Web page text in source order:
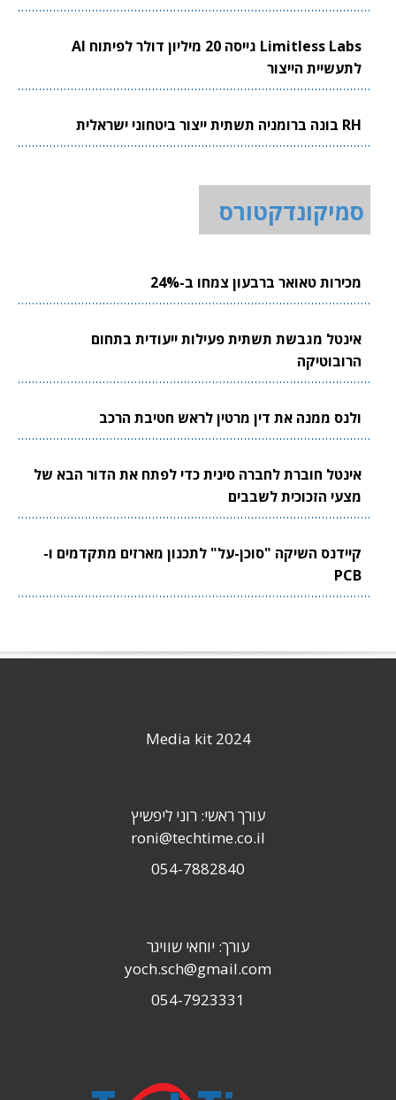
Limitless Labs גייסה 20 מיליון דולר לפיתוח AI
לתעשיית הייצור
RH בונה ברומניה תשתית ייצור ביטחוני ישראלית
סמיקונדקטורס
מכירות טאואר ברבעון צמחו ב-24%
אינטל מגבשת תשתית פעילות ייעודית בתחום
הרובוטיקה
ולנס ממנה את דין מרטין לראש חטיבת הרכב
אינטל חוברת לחברה סינית כדי לפתח את הדור הבא של
מצעי הזכוכית לשבבים
קיידנס השיקה "סוכן-על" לתכנון מארזים מתקדמים ו-
PCB
Media kit 2024
עורך ראשי: רוני ליפשיץ
roni@techtime.co.il
054-7882840
עורך: יוחאי שוויגר
yoch.sch@gmail.com
054-7923331